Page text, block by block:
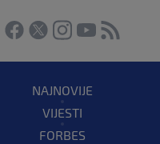
NAJNOVIJE
VIJESTI
FORBES